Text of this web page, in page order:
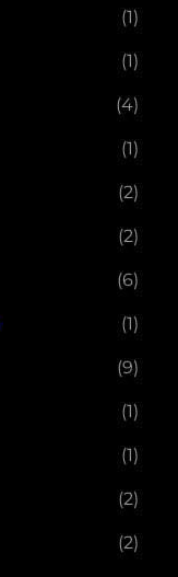
(1)
(1)
(4)
(1)
(2)
(2)
(6)
(1)
(9)
(1)
(1)
(2)
(2)